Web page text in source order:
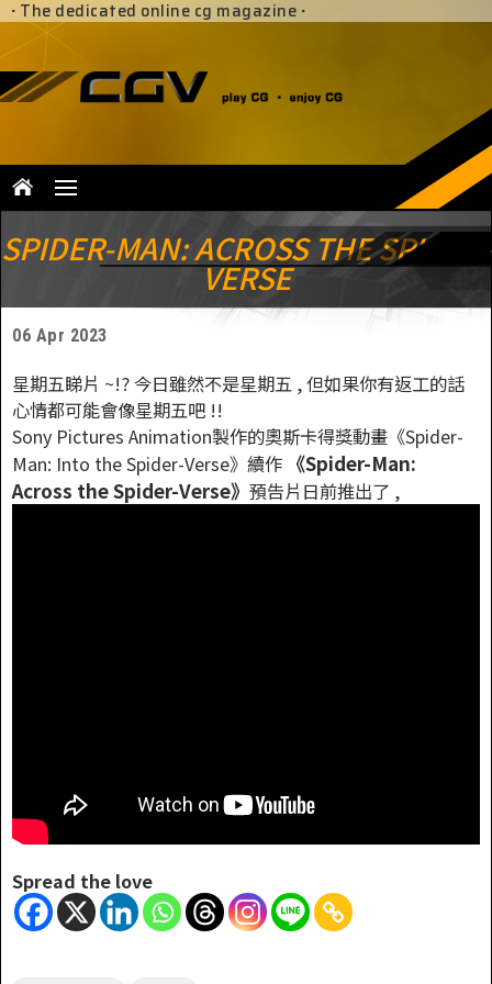
· The dedicated online cg magazine ·
SPIDER-MAN: ACROSS THE SPIDER-
VERSE
06 Apr 2023
星期五睇片 ~!? 今日雖然不是星期五 , 但如果你有返工的話
心情都可能會像星期五吧 !!
Sony Pictures Animation製作的奧斯卡得獎動畫《Spider-
Man: Into the Spider-Verse》續作 《Spider-Man:
Across the Spider-Verse》 預告片日前推出了 ,
Spread the love